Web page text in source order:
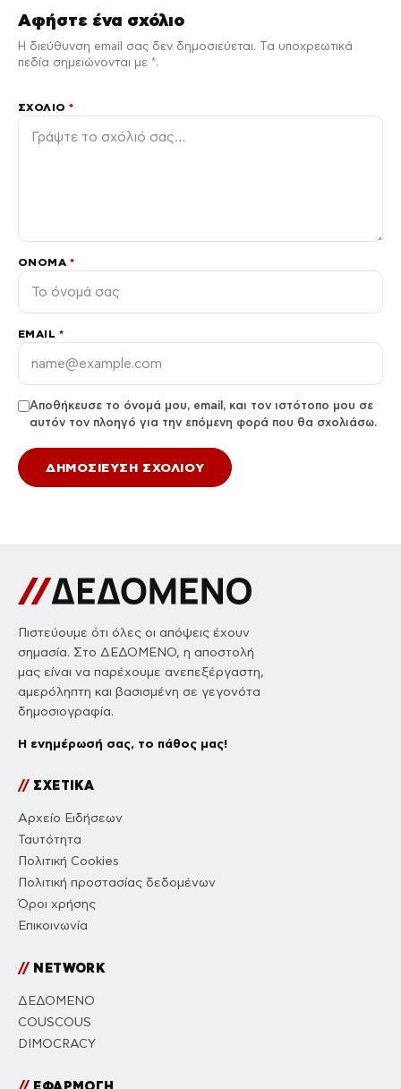
Αφήστε ένα σχόλιο
Η διεύθυνση email σας δεν δημοσιεύεται. Τα υποχρεωτικά
πεδία σημειώνονται με *.
ΣΧΌΛΙΟ*
ΌΝΟΜΑ *
EMAIL *
Αποθήκευσε το όνομά μου, email, και τον ιστότοπο μου σε
αυτόν τον πλοηγό για την επόμενη φορά που θα σχολιάσω.
Πιστεύουμε ότι όλες οι απόψεις έχουν
σημασία. Στο ΔΕΔΟΜΕΝΟ, η αποστολή
μας είναι να παρέχουμε ανεπεξέργαστη,
αμερόληπτη και βασισμένη σε γεγονότα
δημοσιογραφία.
Η ενημέρωσή σας, το πάθος μας!
//ΣΧΕΤΙΚΑ
Αρχείο Ειδήσεων
Ταυτότητα
Πολιτική Cookies
Πολιτική προστασίας δεδομένων
Όροι χρήσης
Επικοινωνία
//NETWORK
ΔΕΔΟΜΕΝΟ
COUSCOUS
DIMOCRACY